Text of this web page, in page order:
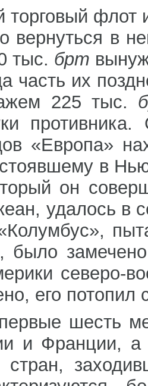
торговый флот
вернуться в
тыс. брт
часть их
225 тыс.
«Европа»
в
он
удалось в
было
северо-
его потопил
шесть
и Франции,
стран,